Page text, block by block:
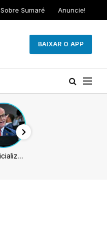
Sobre Sumaré Anuncie!
BAIXAR O APP
PT oficializa Contarato como candidato à reeleição ao Senado no ES